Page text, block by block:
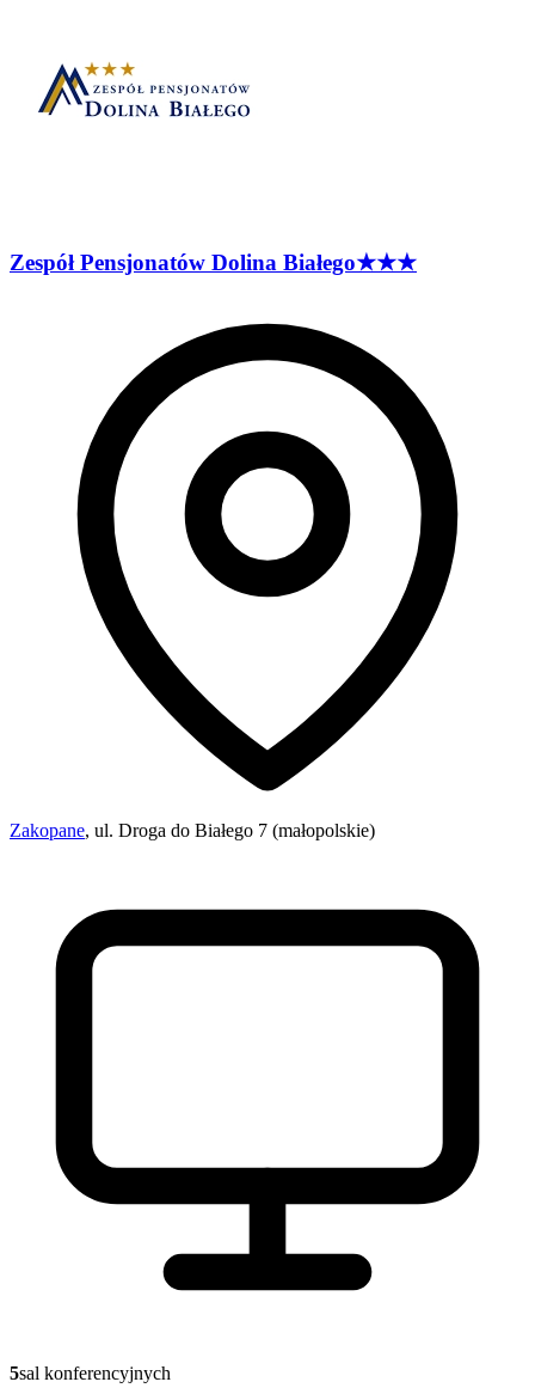
Zespół Pensjonatów Dolina Białego★★★
Zakopane, ul. Droga do Białego 7 (małopolskie)
5sal konferencyjnych